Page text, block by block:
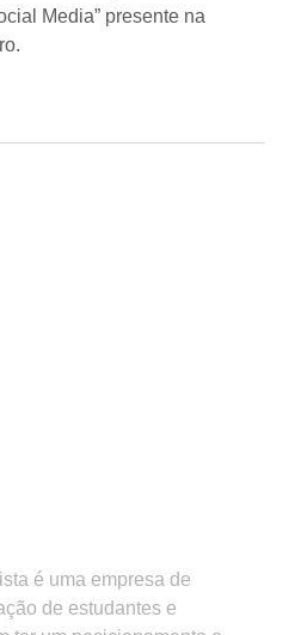
Media” presente na
é uma empresa de
de estudantes e